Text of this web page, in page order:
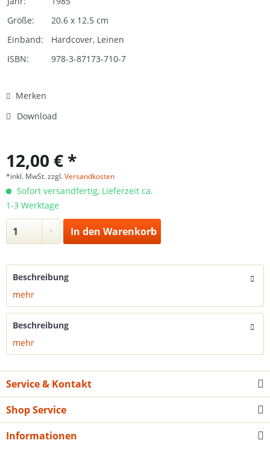
Größe:
20.6 x 12.5 cm
Einband:
Hardcover, Leinen
ISBN:
978-3-87173-710-7
Merken
Download
12,00 € *
*inkl. MwSt. zzgl.Versandkosten
Sofort versandfertig, Lieferzeit ca.
1-3 Werktage
In den Warenkorb
Beschreibung
mehr
Beschreibung
mehr
Service & Kontakt
Shop Service
Informationen